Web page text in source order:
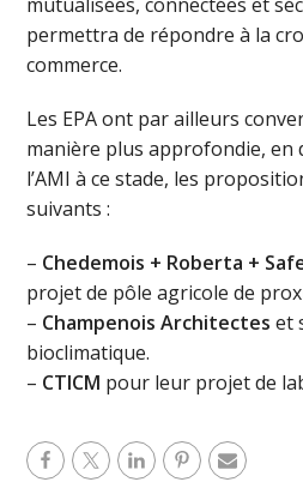
permettra de répondre à la
commerce.
Les EPA ont par ailleurs
manière plus approfondie, en
l’AMI à ce stade, les
suivants :
– Chedemois + Roberta +
projet de pôle agricole de
– Champenois Architectes et
bioclimatique.
– CTICM pour leur projet de